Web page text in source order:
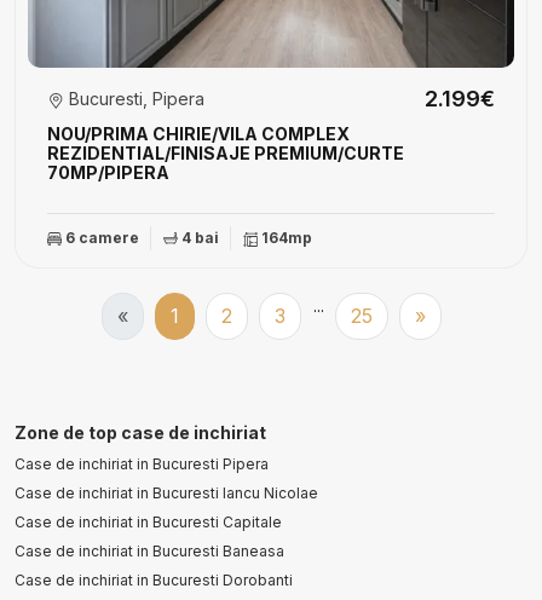
NOU/PRIMA CHIRIE/VILA COMPLEX
REZIDENTIAL/FINISAJE PREMIUM/CURTE
70MP/PIPERA
Bucuresti, Pipera 2.199€
6 camere 4 bai 164mp
« 1 2 3 ... 25 »
Zone de top case de inchiriat
Case de inchiriat in Bucuresti Pipera
Case de inchiriat in Bucuresti Iancu Nicolae
Case de inchiriat in Bucuresti Capitale
Case de inchiriat in Bucuresti Baneasa
Case de inchiriat in Bucuresti Dorobanti